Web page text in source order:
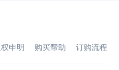
申明 购买帮助 订购流程